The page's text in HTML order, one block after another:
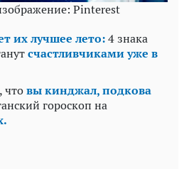
Pinterest
их лучшее лето:4 знака
счастливчиками уже в
чтовы кинджал, подкова
гороскоп на